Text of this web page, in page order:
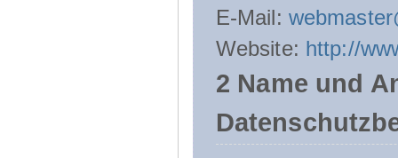
E-Mail:
Website: http://
2 Name und